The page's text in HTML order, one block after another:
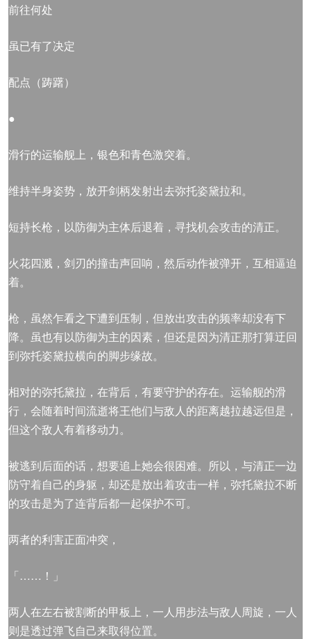
前往何处
虽已有了决定
配点（踌躇）
●
滑行的运输舰上，银色和青色激突着。
维持半身姿势，放开剑柄发射出去弥托姿黛拉和。
短持长枪，以防御为主体后退着，寻找机会攻击的清正。
火花四溅，剑刃的撞击声回响，然后动作被弹开，互相逼迫
着。
枪，虽然乍看之下遭到压制，但放出攻击的频率却没有下
降。虽也有以防御为主的因素，但还是因为清正那打算迂回
到弥托姿黛拉横向的脚步缘故。
相对的弥托黛拉，在背后，有要守护的存在。运输舰的滑
行，会随着时间流逝将王他们与敌人的距离越拉越远但是，
但这个敌人有着移动力。
被逃到后面的话，想要追上她会很困难。所以，与清正一边
防守着自己的身躯，却还是放出着攻击一样，弥托黛拉不断
的攻击是为了连背后都一起保护不可。
两者的利害正面冲突，
「……！」
两人在左右被割断的甲板上，一人用步法与敌人周旋，一人
则是透过弹飞自己来取得位置。